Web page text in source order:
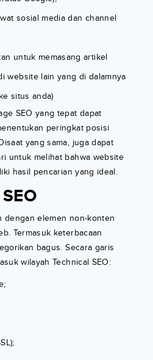
sosial media dan channel
untuk memasang artikel
website lain yang di dalamnya
situs anda)
SEO yang tepat dapat
peringkat posisi
yang sama, juga dapat
untuk melihat bahwa website
hasil pencarian yang ideal.
dengan elemen non-konten
Termasuk keterbacaan
bagus. Secara garis
wilayah Technical SEO: